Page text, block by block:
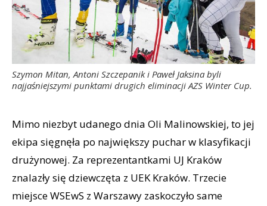
Szymon Mitan, Antoni Szczepanik i Paweł Jaksina byli
najjaśniejszymi punktami drugich eliminacji AZS Winter Cup.
Mimo niezbyt udanego dnia Oli Malinowskiej, to jej
ekipa sięgnęła po największy puchar w klasyfikacji
drużynowej. Za reprezentantkami UJ Kraków
znalazły się dziewczęta z UEK Kraków. Trzecie
miejsce WSEwS z Warszawy zaskoczyło same